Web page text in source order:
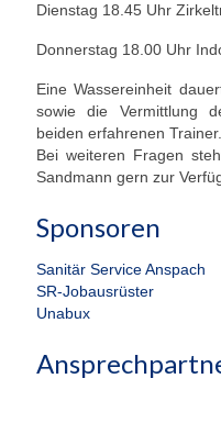
Unser Bootshaus
Übernachtung
Gastronomie
Mitgliederbereich
Dienstag 18.45 Uhr
Donnerstag 18.00 Uhr
Eine Wassereinheit
sowie die Vermittlung
beiden erfahrenen Trainer.
Bei weiteren Fragen
Sandmann gern zur
Sponsoren
Sanitär Service Anspach
SR-Jobausrüster
Unabux